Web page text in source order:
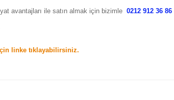
avantajları ile satın almak için bizimle 0212 912 36 86
linke tıklayabilirsiniz.